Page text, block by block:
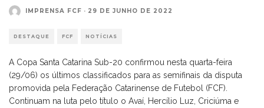
IMPRENSA FCF · 29 DE JUNHO DE 2022
DESTAQUE FCF NOTÍCIAS
A Copa Santa Catarina Sub-20 confirmou nesta quarta-feira
(29/06) os últimos classificados para as semifinais da disputa
promovida pela Federação Catarinense de Futebol (FCF).
Continuam na luta pelo título o Avaí, Hercílio Luz, Criciúma e